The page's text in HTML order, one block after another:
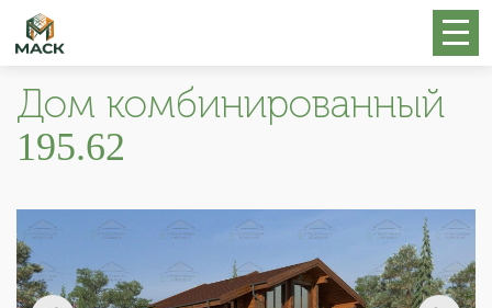
Дом комбинированный
195.62